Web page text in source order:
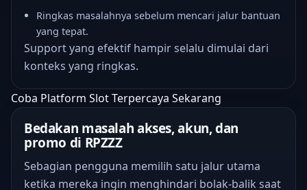
Ringkas masalahnya sebelum mencari jalur bantuan
yang tepat.
Support yang efektif hampir selalu dimulai dari
konteks yang ringkas.
Coba Platform Slot Terpercaya Sekarang
Bedakan masalah akses, akun, dan
promo di RPZZZ
Sebagian pengguna memilih satu jalur utama
ketika mereka ingin menghindari bolak-balik saat